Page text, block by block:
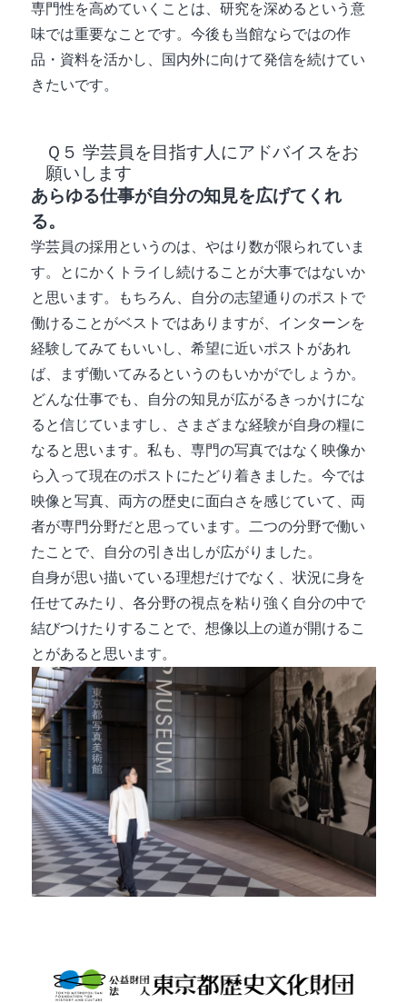
専門性を高めていくことは、研究を深めるという意
味では重要なことです。今後も当館ならではの作
品・資料を活かし、国内外に向けて発信を続けてい
きたいです。
Ｑ５ 学芸員を目指す人にアドバイスをお
願いします
あらゆる仕事が自分の知見を広げてくれ
る。
学芸員の採用というのは、やはり数が限られていま
す。とにかくトライし続けることが大事ではないか
と思います。もちろん、自分の志望通りのポストで
働けることがベストではありますが、インターンを
経験してみてもいいし、希望に近いポストがあれ
ば、まず働いてみるというのもいかがでしょうか。
どんな仕事でも、自分の知見が広がるきっかけにな
ると信じていますし、さまざまな経験が自身の糧に
なると思います。私も、専門の写真ではなく映像か
ら入って現在のポストにたどり着きました。今では
映像と写真、両方の歴史に面白さを感じていて、両
者が専門分野だと思っています。二つの分野で働い
たことで、自分の引き出しが広がりました。
自身が思い描いている理想だけでなく、状況に身を
任せてみたり、各分野の視点を粘り強く自分の中で
結びつけたりすることで、想像以上の道が開けるこ
とがあると思います。